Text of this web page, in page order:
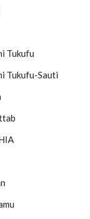
Tukufu
Tukufu-Sauti